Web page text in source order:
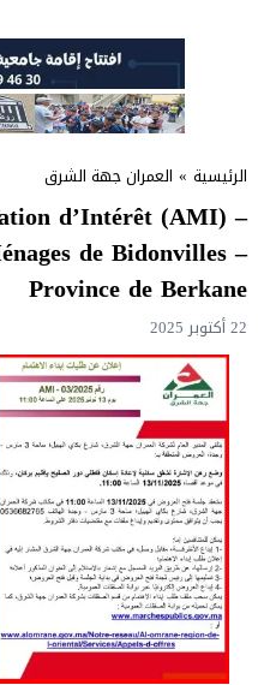
الرئيسية » العمران جهة الشرق
d’Intérêt (AMI) –
de Bidonvilles –
Province de Berkane
22 أكتوبر 2025